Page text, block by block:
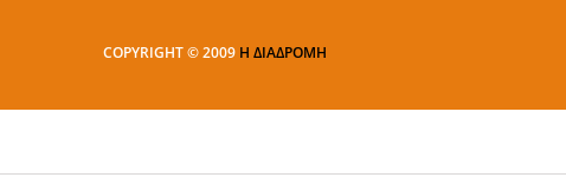
COPYRIGHT © 2009 Η ΔΙΑΔΡΟΜΗ